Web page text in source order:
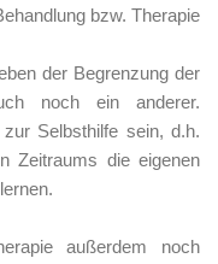
bzw. Therapie
der Begrenzung der
noch ein anderer.
Selbsthilfe sein, d.h.
Zeitraums die eigenen
außerdem noch